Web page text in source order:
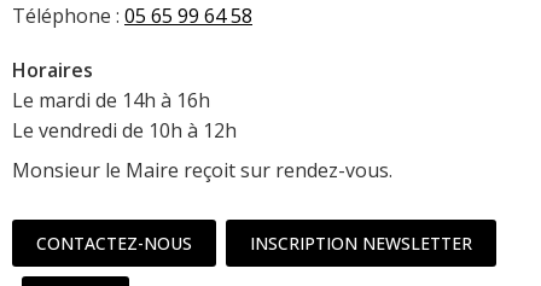
Téléphone : 05 65 99 64 58
Horaires
Le mardi de 14h à 16h
Le vendredi de 10h à 12h
Monsieur le Maire reçoit sur rendez-vous.
CONTACTEZ-NOUS INSCRIPTION NEWSLETTER